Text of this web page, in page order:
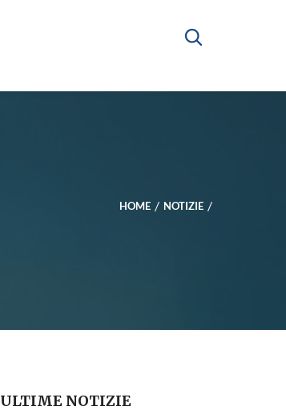
HOME NOTIZIE
ULTIME NOTIZIE